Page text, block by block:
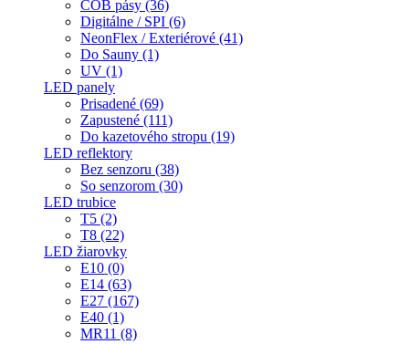
COB pásy (36)
Digitálne / SPI (6)
NeonFlex / Exteriérové (41)
Do Sauny (1)
UV (1)
LED panely
Prisadené (69)
Zapustené (111)
Do kazetového stropu (19)
LED reflektory
Bez senzoru (38)
So senzorom (30)
LED trubice
T5 (2)
T8 (22)
LED žiarovky
E10 (0)
E14 (63)
E27 (167)
E40 (1)
MR11 (8)